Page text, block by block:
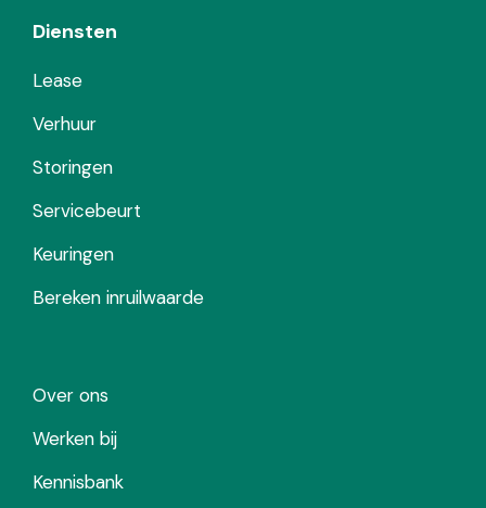
Diensten
Lease
Verhuur
Storingen
Servicebeurt
Keuringen
Bereken inruilwaarde
Over ons
Werken bij
Kennisbank